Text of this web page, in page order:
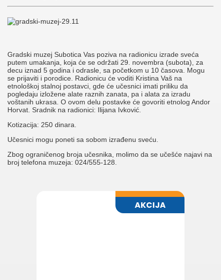
Gradski muzej Subotica Vas poziva na radionicu izrade sveća
putem umakanja, koja će se održati 29. novembra (subota), za
decu iznad 5 godina i odrasle, sa početkom u 10 časova. Mogu
se prijaviti i porodice. Radionicu će voditi Kristina Vaš na
etnološkoj stalnoj postavci, gde će učesnici imati priliku da
pogledaju izložene alate raznih zanata, pa i alata za izradu
voštanih ukrasa. O ovom delu postavke će govoriti etnolog Andor
Horvat. Sradnik na radionici: Ilijana Ivković.
Kotizacija: 250 dinara.
Učesnici mogu poneti sa sobom izrađenu sveću.
Zbog ograničenog broja učesnika, molimo da se učešće najavi na
broj telefona muzeja: 024/555-128.